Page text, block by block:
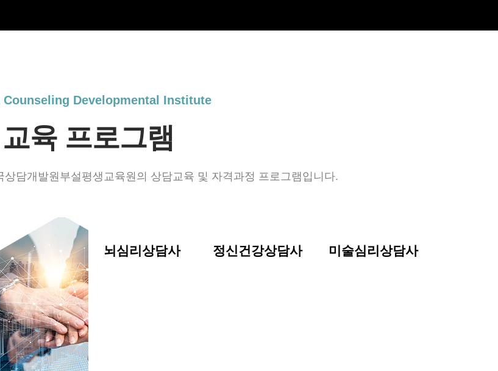
Counseling Developmental Institute
교육 프로그램
담개발원부설평생교육원의 상담교육 및 자격과정 프로그램입니다.
뇌심리상담사 정신건강상담사 미술심리상담사